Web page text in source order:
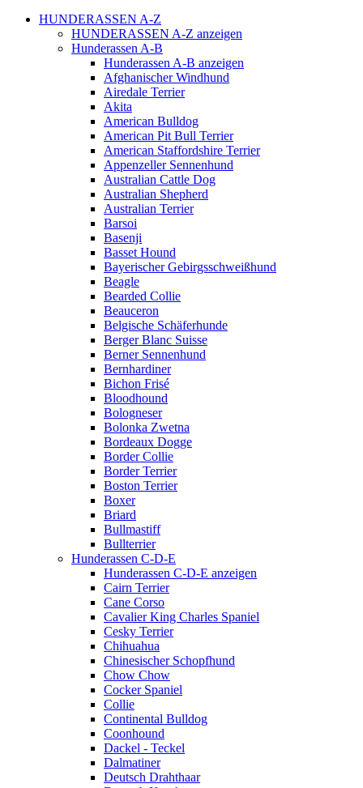
HUNDERASSEN A-Z
HUNDERASSEN A-Z anzeigen
Hunderassen A-B
Hunderassen A-B anzeigen
Afghanischer Windhund
Airedale Terrier
Akita
American Bulldog
American Pit Bull Terrier
American Staffordshire Terrier
Appenzeller Sennenhund
Australian Cattle Dog
Australian Shepherd
Australian Terrier
Barsoi
Basenji
Basset Hound
Bayerischer Gebirgsschweißhund
Beagle
Bearded Collie
Beauceron
Belgische Schäferhunde
Berger Blanc Suisse
Berner Sennenhund
Bernhardiner
Bichon Frisé
Bloodhound
Bologneser
Bolonka Zwetna
Bordeaux Dogge
Border Collie
Border Terrier
Boston Terrier
Boxer
Briard
Bullmastiff
Bullterrier
Hunderassen C-D-E
Hunderassen C-D-E anzeigen
Cairn Terrier
Cane Corso
Cavalier King Charles Spaniel
Cesky Terrier
Chihuahua
Chinesischer Schopfhund
Chow Chow
Cocker Spaniel
Collie
Continental Bulldog
Coonhound
Dackel - Teckel
Dalmatiner
Deutsch Drahthaar